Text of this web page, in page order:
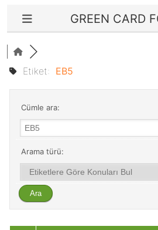
GREEN CARD
Etiket: EB5
Cümle ara:
Arama türü: